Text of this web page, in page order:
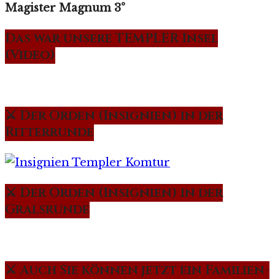
Magister Magnum 3°
Das war unsere TEMPLER Insel
(Video)
⚔️ Der Orden (Insignien) in der
Ritterrunde
⚔️ Der Orden (Insignien) in der
Gralsrunde
⚔️ Auch Sie können jetzt ein Familien-